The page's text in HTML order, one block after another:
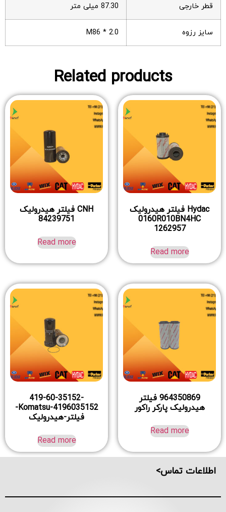
قطر خارجی 87.30 میلی متر
سایز رزوه M86 * 2.0
Related products
Hydac فیلتر هیدرولیک
0160R010BN4HC
1262957
Read more
CNH فیلتر هیدرولیک
84239751
Read more
964350869 فیلتر
هیدرولیک پارکر راکور
Read more
419-60-35152-
4196035152-Komatsu-
فیلتر-هیدرولیک
Read more
اطلاعات تماس>